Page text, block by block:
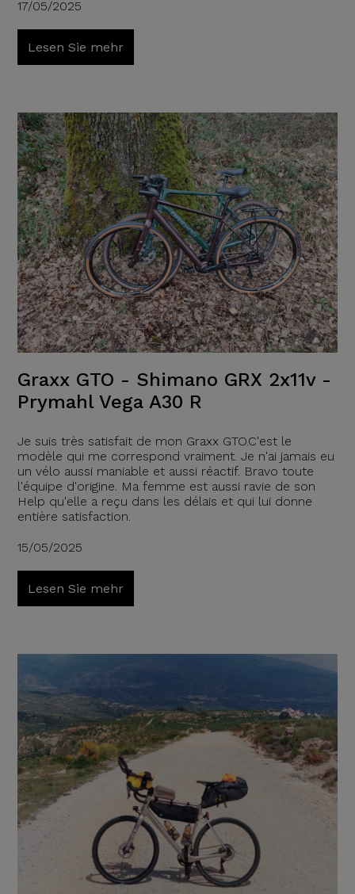
17/05/2025
Lesen Sie mehr
Graxx GTO - Shimano GRX 2x11v -
Prymahl Vega A30 R
Je suis très satisfait de mon Graxx GTO.C'est le
modèle qui me correspond vraiment. Je n'ai jamais eu
un vélo aussi maniable et aussi réactif. Bravo toute
l'équipe d'origine. Ma femme est aussi ravie de son
Help qu'elle a reçu dans les délais et qui lui donne
entière satisfaction.
15/05/2025
Lesen Sie mehr